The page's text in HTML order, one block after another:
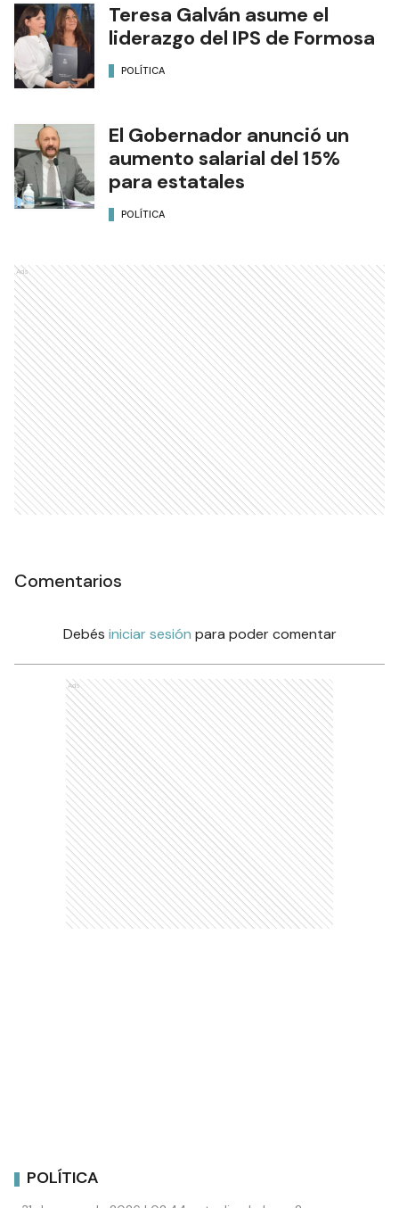
Teresa Galván asume el
liderazgo del IPS de Formosa
POLÍTICA
El Gobernador anunció un
aumento salarial del 15%
para estatales
POLÍTICA
Ads
Comentarios
Debés iniciar sesión para poder comentar
Ads
POLÍTICA